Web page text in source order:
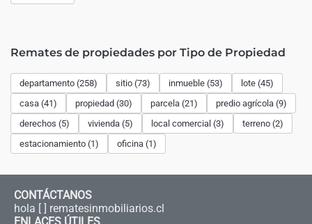
Remates de propiedades por Tipo de Propiedad
departamento (258) sitio (73) inmueble (53)
lote (45)
casa (41)
propiedad (30) parcela (21)
predio agrícola (9)
derechos (5)
vivienda (5) local comercial (3)
terreno (2)
estacionamiento (1)
oficina (1)
CONTÁCTANOS
hola [ ] rematesinmobiliarios.cl